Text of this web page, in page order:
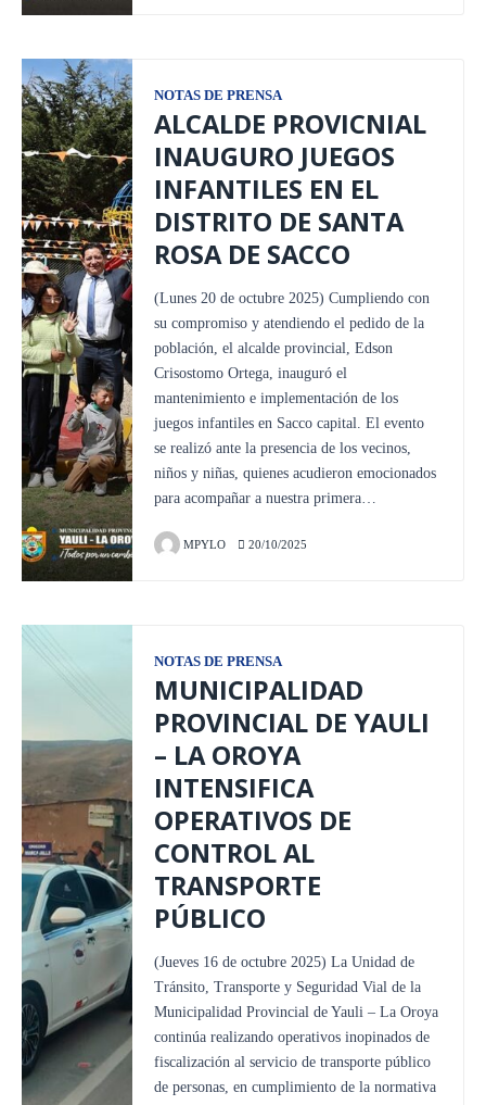
NOTAS DE PRENSA
ALCALDE PROVICNIAL
INAUGURO JUEGOS
INFANTILES EN EL
DISTRITO DE SANTA
ROSA DE SACCO
(Lunes 20 de octubre 2025) Cumpliendo con
su compromiso y atendiendo el pedido de la
población, el alcalde provincial, Edson
Crisostomo Ortega, inauguró el
mantenimiento e implementación de los
juegos infantiles en Sacco capital. El evento
se realizó ante la presencia de los vecinos,
niños y niñas, quienes acudieron emocionados
para acompañar a nuestra primera…
MPYLO 20/10/2025
NOTAS DE PRENSA
MUNICIPALIDAD
PROVINCIAL DE YAULI
– LA OROYA
INTENSIFICA
OPERATIVOS DE
CONTROL AL
TRANSPORTE
PÚBLICO
(Jueves 16 de octubre 2025) La Unidad de
Tránsito, Transporte y Seguridad Vial de la
Municipalidad Provincial de Yauli – La Oroya
continúa realizando operativos inopinados de
fiscalización al servicio de transporte público
de personas, en cumplimiento de la normativa